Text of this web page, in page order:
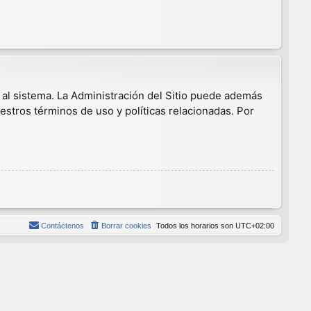
sistema. La Administración del Sitio puede además
términos de uso y políticas relacionadas. Por
Todos los horarios son UTC+02:00
Borrar cookies
Contáctenos